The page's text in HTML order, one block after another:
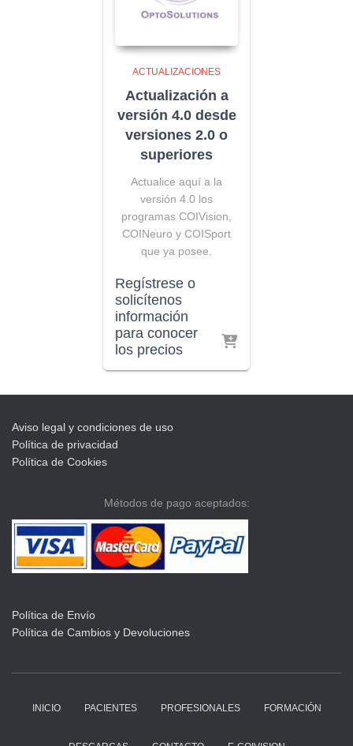
ACTUALIZACIONES
Actualización a
versión 4.0 desde
versiones 2.0 o
superiores
Actualice aquí a la
versión 4.0 los
programas COIVision,
COINeuro y COISport
que ya posee.
Regístrese o
solicítenos
información
para conocer
los precios
Aviso legal y condiciones de uso
Política de privacidad
Política de Cookies
Métodos de pago aceptados:
Política de Envío
Política de Cambios y Devoluciones
INICIO PACIENTES PROFESIONALES FORMACIÓN